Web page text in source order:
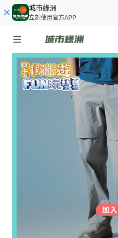
城市綠洲
立刻使用官方APP